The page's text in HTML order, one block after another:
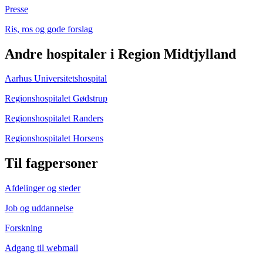
Presse
Ris, ros og gode forslag
Andre hospitaler i Region Midtjylland
Aarhus Universitetshospital
Regionshospitalet Gødstrup
Regionshospitalet Randers
Regionshospitalet Horsens
Til fagpersoner
Afdelinger og steder
Job og uddannelse
Forskning
Adgang til webmail